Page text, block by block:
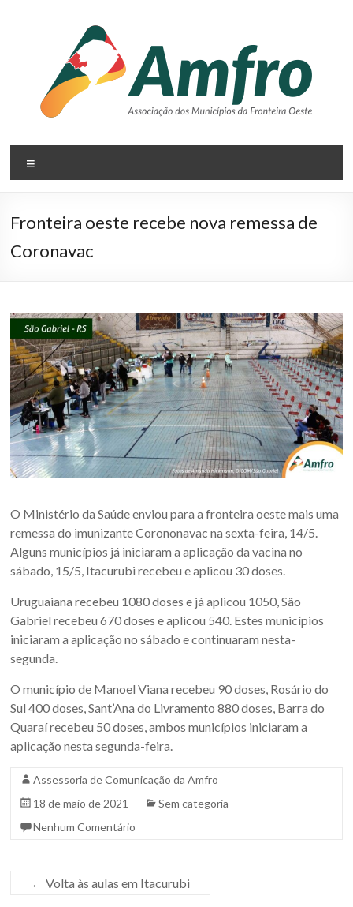
AMFRO
–
Associação
dos
Fronteira
Oeste
–
RS
Site
da
dos
Municípios
da
Fronteira
do
estado
do
Rio
do
Sul.
Fronteira oeste recebe nova remessa de
Coronavac
O Ministério da Saúde enviou para a fronteira oeste mais uma
remessa do imunizante Corononavac na sexta-feira, 14/5.
Alguns municípios já iniciaram a aplicação da vacina no
sábado, 15/5, Itacurubi recebeu e aplicou 30 doses.
Uruguaiana recebeu 1080 doses e já aplicou 1050, São
Gabriel recebeu 670 doses e aplicou 540. Estes municípios
iniciaram a aplicação no sábado e continuaram nesta-
segunda.
O município de Manoel Viana recebeu 90 doses, Rosário do
Sul 400 doses, Sant’Ana do Livramento 880 doses, Barra do
Quaraí recebeu 50 doses, ambos municípios iniciaram a
aplicação nesta segunda-feira.
Assessoria de Comunicação da Amfro
18 de maio de 2021
Sem categoria
Nenhum Comentário
← Volta às aulas em Itacurubi